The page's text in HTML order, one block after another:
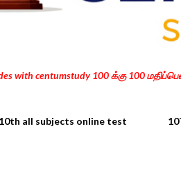
with centumstudy 100 க்கு 100
10th all subjects online test